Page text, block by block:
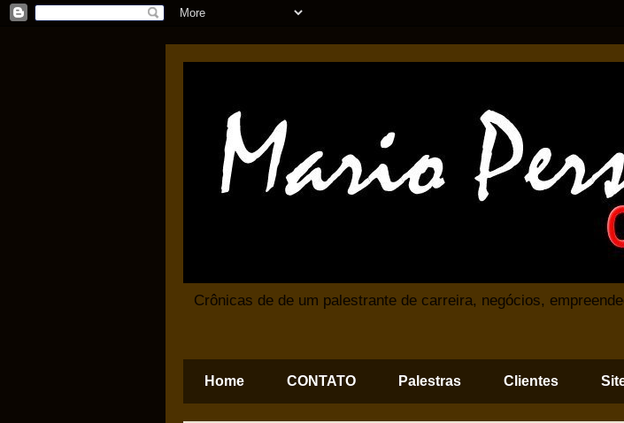
Crônicas de de um palestrante de carreira, negócios,
Home CONTATO Palestras Clientes